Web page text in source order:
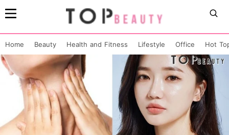
Home Beauty Health and Fitness Lifestyle Office Hot